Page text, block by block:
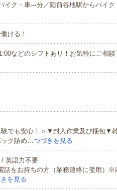
イク・車---分／陸前谷地駅からバイク
ける！
などのシフトあり！お気軽にご相談
験でも安心！＞▼封入作業及び梱包▼
ック詰め…つづきを見る
英語力不要
をお持ちの方（業務連絡に使用）※
を見る